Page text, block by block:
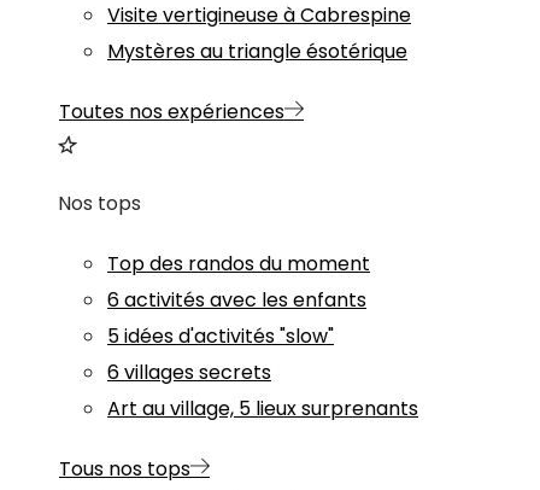
Visite vertigineuse à Cabrespine
Mystères au triangle ésotérique
Toutes nos expériences
Nos tops
Top des randos du moment
6 activités avec les enfants
5 idées d'activités "slow"
6 villages secrets
Art au village, 5 lieux surprenants
Tous nos tops